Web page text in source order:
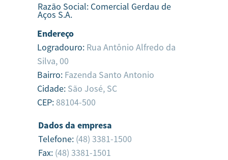
Razão Social: Comercial Gerdau de
Aços S.A.
Endereço
Logradouro: Rua Antônio Alfredo da
Silva, 00
Bairro: Fazenda Santo Antonio
Cidade: São José, SC
CEP:88104-500
Dados da empresa
Telefone: (48) 3381-1500
Fax: (48) 3381-1501